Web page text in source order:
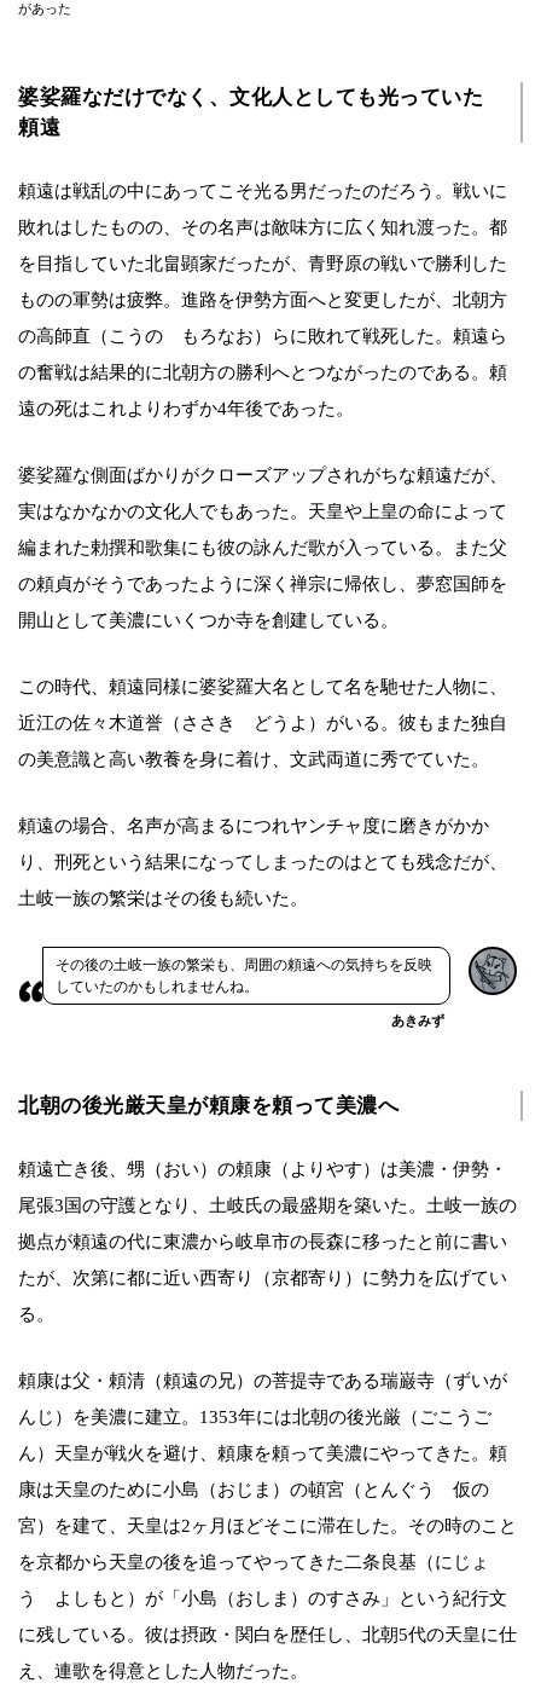
があった
婆娑羅なだけでなく、文化人としても光っていた
頼遠
頼遠は戦乱の中にあってこそ光る男だったのだろう。戦いに
敗れはしたものの、その名声は敵味方に広く知れ渡った。都
を目指していた北畠顕家だったが、青野原の戦いで勝利した
ものの軍勢は疲弊。進路を伊勢方面へと変更したが、北朝方
の高師直（こうの もろなお）らに敗れて戦死した。頼遠ら
の奮戦は結果的に北朝方の勝利へとつながったのである。頼
遠の死はこれよりわずか4年後であった。
婆娑羅な側面ばかりがクローズアップされがちな頼遠だが、
実はなかなかの文化人でもあった。天皇や上皇の命によって
編まれた勅撰和歌集にも彼の詠んだ歌が入っている。また父
の頼貞がそうであったように深く禅宗に帰依し、夢窓国師を
開山として美濃にいくつか寺を創建している。
この時代、頼遠同様に婆娑羅大名として名を馳せた人物に、
近江の佐々木道誉（ささき どうよ）がいる。彼もまた独自
の美意識と高い教養を身に着け、文武両道に秀でていた。
頼遠の場合、名声が高まるにつれヤンチャ度に磨きがかか
り、刑死という結果になってしまったのはとても残念だが、
土岐一族の繁栄はその後も続いた。
その後の土岐一族の繁栄も、周囲の頼遠への気持ちを反映
していたのかもしれませんね。
あきみず
北朝の後光厳天皇が頼康を頼って美濃へ
頼遠亡き後、甥（おい）の頼康（よりやす）は美濃・伊勢・
尾張3国の守護となり、土岐氏の最盛期を築いた。土岐一族の
拠点が頼遠の代に東濃から岐阜市の長森に移ったと前に書い
たが、次第に都に近い西寄り（京都寄り）に勢力を広げてい
る。
頼康は父・頼清（頼遠の兄）の菩提寺である瑞巌寺（ずいが
んじ）を美濃に建立。1353年には北朝の後光厳（ごこうご
ん）天皇が戦火を避け、頼康を頼って美濃にやってきた。頼
康は天皇のために小島（おじま）の頓宮（とんぐう 仮の
宮）を建て、天皇は2ヶ月ほどそこに滞在した。その時のこと
を京都から天皇の後を追ってやってきた二条良基（にじょ
う よしもと）が「小島（おしま）のすさみ」という紀行文
に残している。彼は摂政・関白を歴任し、北朝5代の天皇に仕
え、連歌を得意とした人物だった。